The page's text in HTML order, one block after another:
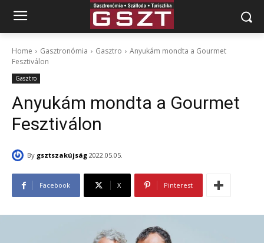
Home Gasztronómia Gasztro
Anyukám mondta a Gourmet
Fesztiválon
Gasztro
Anyukám mondta a Gourmet
Fesztiválon
By gsztszakújság 2022.05.05.
Facebook X Pinterest